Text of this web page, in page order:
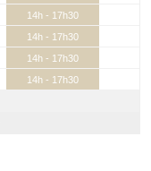
14h - 17h30
14h - 17h30
14h - 17h30
14h - 17h30